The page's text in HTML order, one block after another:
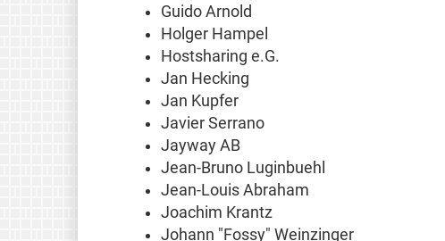
Guido Arnold
Holger Hampel
Hostsharing e.G.
Jan Hecking
Jan Kupfer
Javier Serrano
Jayway AB
Jean-Bruno Luginbuehl
Jean-Louis Abraham
Joachim Krantz
Johann "Fossy" Weinzinger